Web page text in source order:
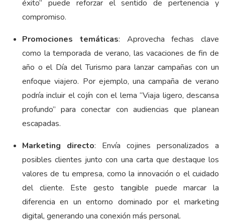
éxito” puede reforzar el sentido de pertenencia y
compromiso.
Promociones temáticas: Aprovecha fechas clave
como la temporada de verano, las vacaciones de fin de
año o el Día del Turismo para lanzar campañas con un
enfoque viajero. Por ejemplo, una campaña de verano
podría incluir el cojín con el lema “Viaja ligero, descansa
profundo” para conectar con audiencias que planean
escapadas.
Marketing directo: Envía cojines personalizados a
posibles clientes junto con una carta que destaque los
valores de tu empresa, como la innovación o el cuidado
del cliente. Este gesto tangible puede marcar la
diferencia en un entorno dominado por el marketing
digital, generando una conexión más personal.